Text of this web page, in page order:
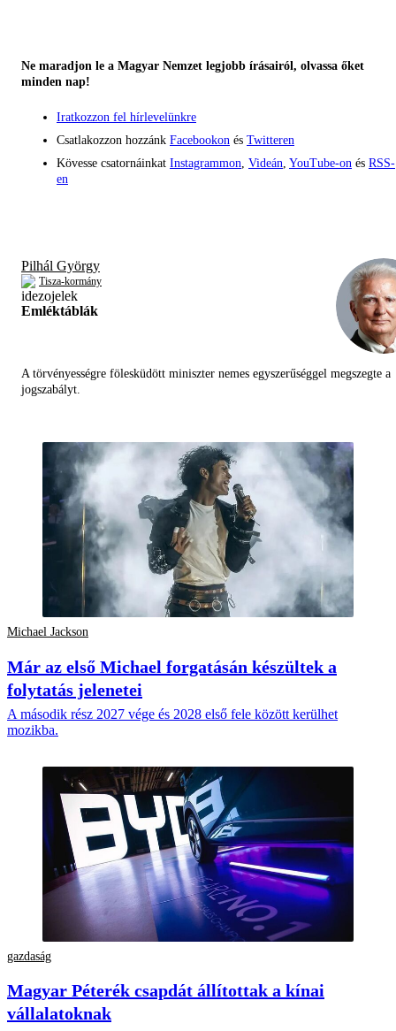
Ne maradjon le a Magyar Nemzet legjobb írásairól, olvassa őket
minden nap!
Iratkozzon fel hírlevelünkre
Csatlakozzon hozzánk Facebookon és Twitteren
Kövesse csatornáinkat Instagrammon Videán YouTube-on és RSS-
en
Pilhál György
Tisza-kormány
Emléktáblák
A törvényességre fölesküdött miniszter nemes egyszerűséggel megszegte a
jogszabályt.
Michael Jackson
Már az első Michael forgatásán készültek a
folytatás jelenetei
A második rész 2027 vége és 2028 első fele között kerülhet
mozikba.
gazdaság
Magyar Péterék csapdát állítottak a kínai
vállalatoknak